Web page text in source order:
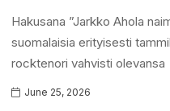
Hakusana ”Jarkko Ahola
suomalaisia erityisesti
rocktenori vahvisti olevansa
June 25, 2026